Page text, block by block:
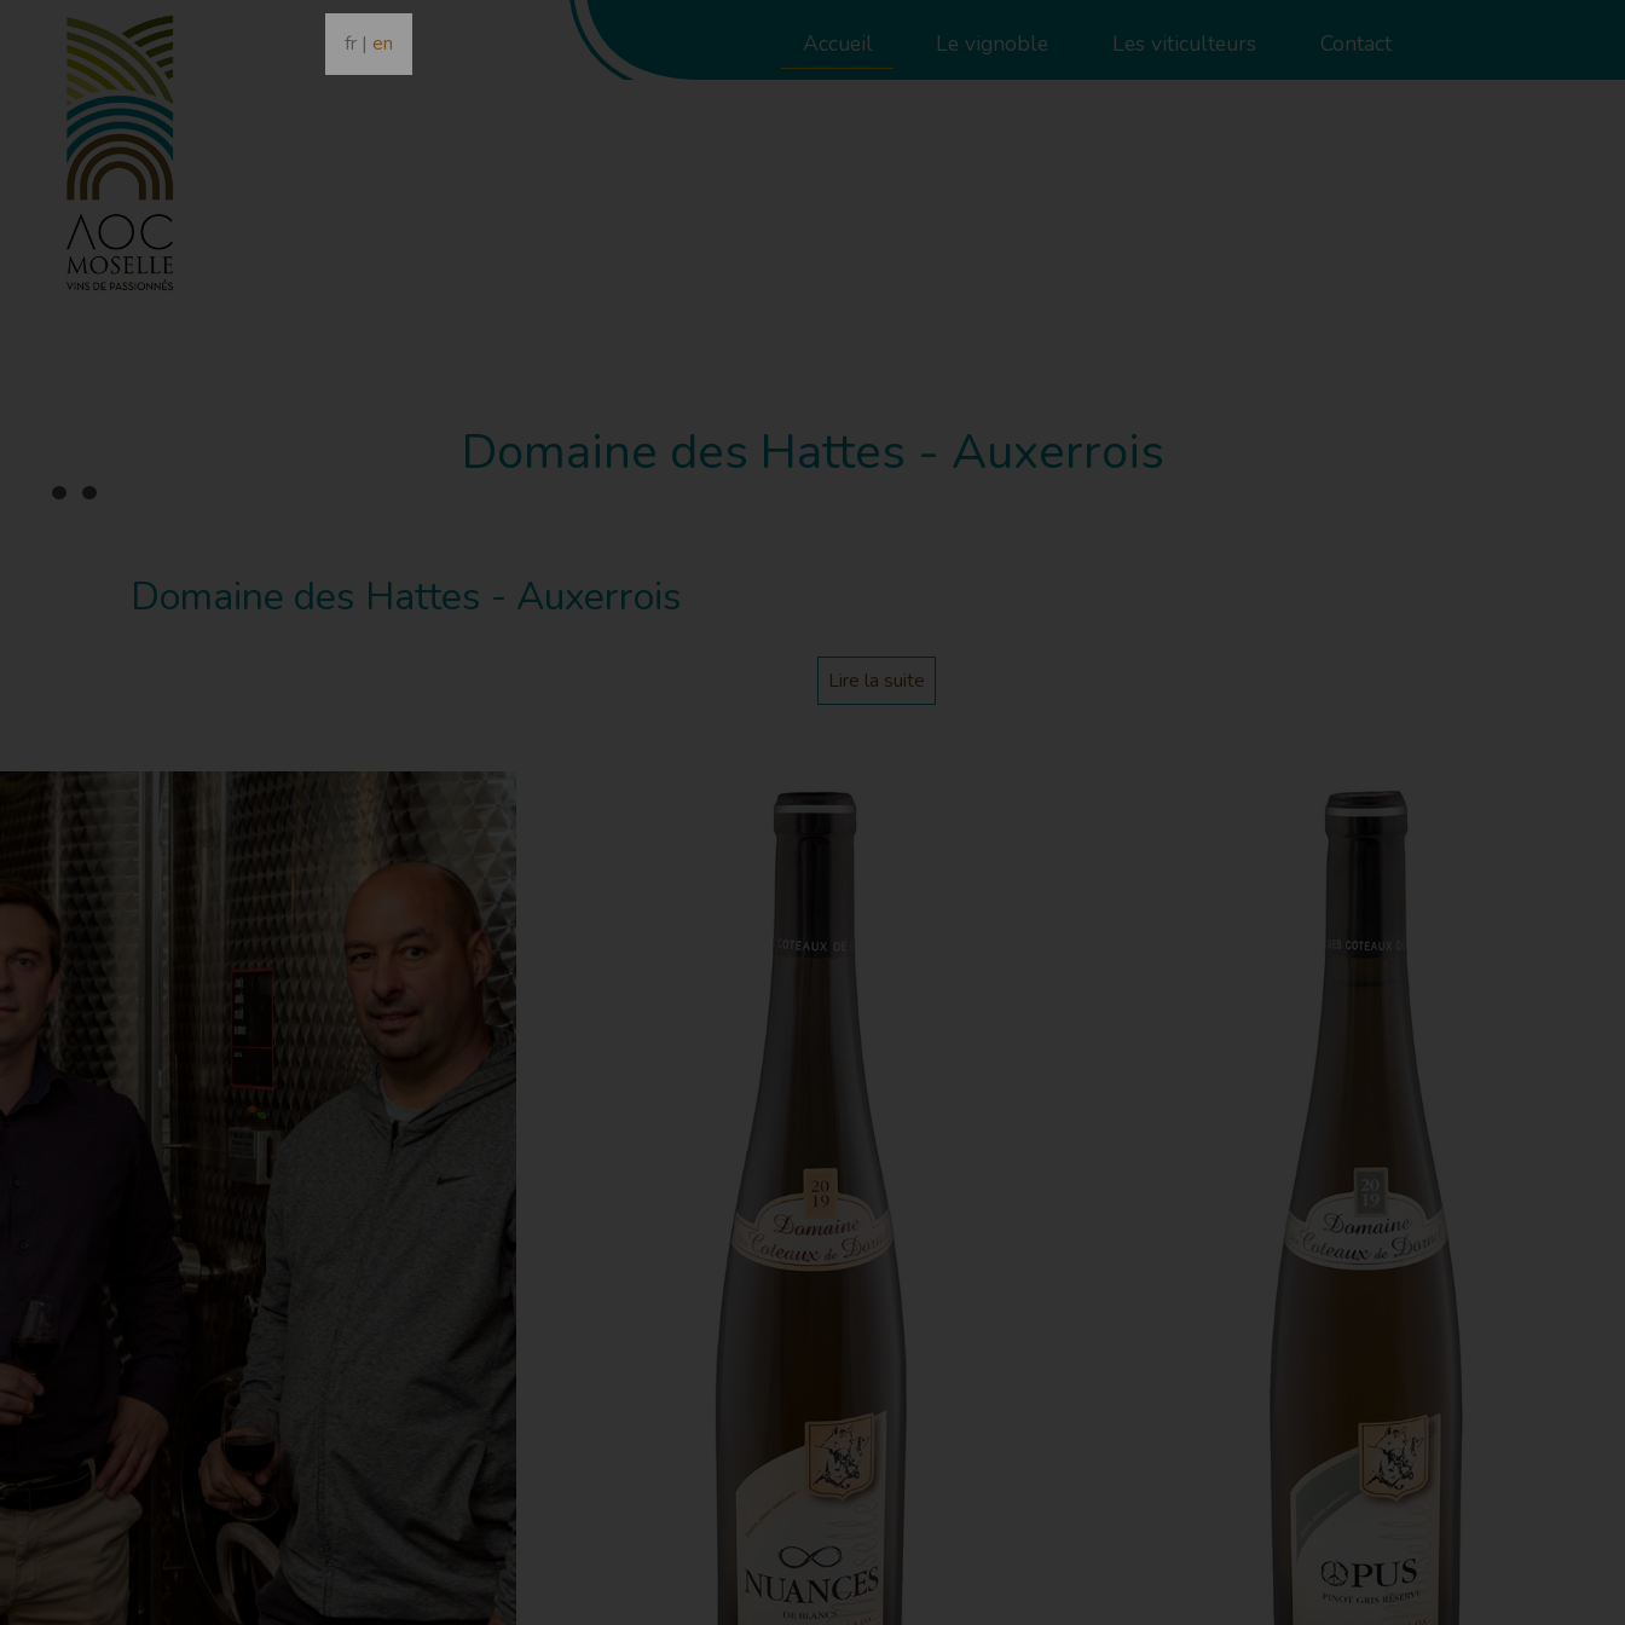
fr | en Accueil Le vignoble Les viticulteurs Contact
• •
Domaine des Hattes - Auxerrois
Domaine des Hattes - Auxerrois
Lire la suite
Victor Barbier, un jeune Domaine dans la vallée de Seille
Domaine des Coteaux de Dornot -
C’est un assemblage de cépages d’auxerrois et de pinot
blanc. C’est la cuvée de mon fils Hugo, qui a choisi avec
moi le symbole de l’infini. L’infini des belles choses, de
l’amour, des choses bien faites en famille.
Ce vin est limpide, lumineux, d’une teinte or intense. Le
nez révèle des fleurs blanches, pêches et violettes. Le
encore un steak tartare.
Domaine des Coteaux de Dornot -
La cuvée de ma fille Nina, dont l’étiquette présente le
signe de la paix.
Lumineux également, il présente une robe jaune ambre.
Le nez est d’une grande complexité aromatique, avec